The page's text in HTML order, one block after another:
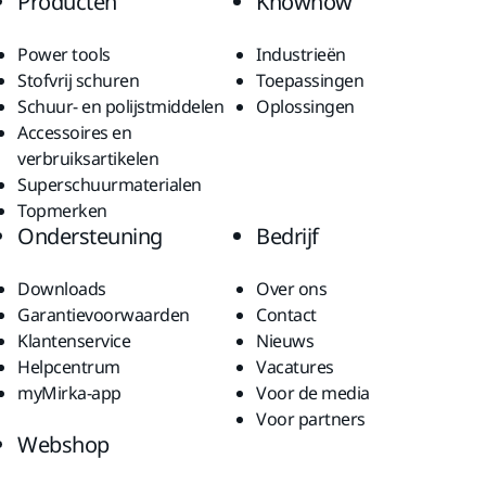
Power tools
Stofvrij schuren
Schuur- en polijstmiddelen
Accessoires en
verbruiksartikelen
Superschuurmaterialen
Topmerken
Industrieën
Toepassingen
Oplossingen
Ondersteuning
Downloads
Garantievoorwaarden
Klantenservice
Helpcentrum
myMirka-app
Bedrijf
Over ons
Contact
Nieuws
Vacatures
Voor de media
Voor partners
Webshop